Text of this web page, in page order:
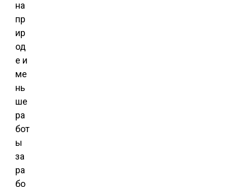
на
пр
ир
од
е и
ме
нь
ше
ра
бот
ы
за
ра
бо